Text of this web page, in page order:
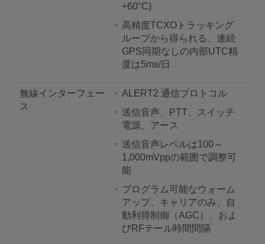
+60°C)
高精度TCXOトラッキング
ループから得られる、連続
GPS同期なしの内部UTC精
度は5ms/日
無線インターフェー
ス
ALERT2 通信プロトコル
送信音声、PTT、スイッチ
電源、アース
送信音声レベルは100～
1,000mVppの範囲で調整可
能
プログラム可能なウォーム
アップ、キャリアのみ、自
動利得制御（AGC）、およ
びRFテール時間間隔